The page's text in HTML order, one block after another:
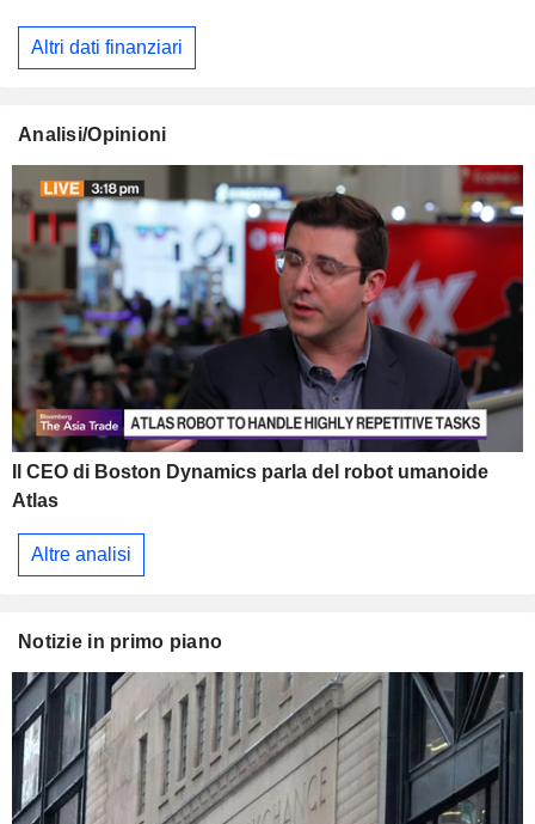
Altri dati finanziari
Analisi/Opinioni
Il CEO di Boston Dynamics parla del robot umanoide
Atlas
Altre analisi
Notizie in primo piano